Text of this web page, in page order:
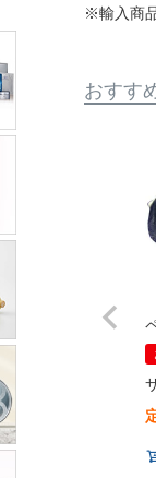
※輸入商
おすす